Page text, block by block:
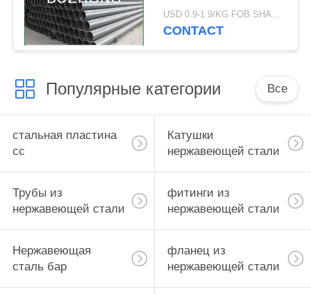
сваренная/безшовнаяUSD 0.9-1.9/KG FOB SHANGHAI MOQ:500KG
CONTACT
Популярные категории Все
стальная пластина
сс
Катушки
нержавеющей стали
Трубы из
нержавеющей стали
фитинги из
нержавеющей стали
Нержавеющая
сталь бар
фланец из
нержавеющей стали